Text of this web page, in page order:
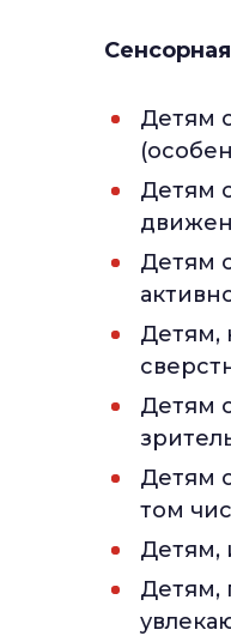
Детям
Детям
Детям
Детям,
Детям
Детям
том
Детям,
Детям,